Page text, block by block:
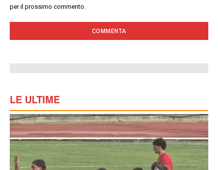
per il prossimo commento.
LE ULTIME